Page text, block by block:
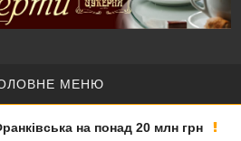
МЕНЮ
на понад 20 млн грн